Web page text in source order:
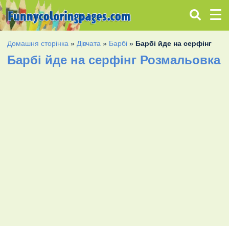
Домашня сторінка » Дівчата » Барбі » Барбі йде на серфінг
Барбі йде на серфінг Розмальовка